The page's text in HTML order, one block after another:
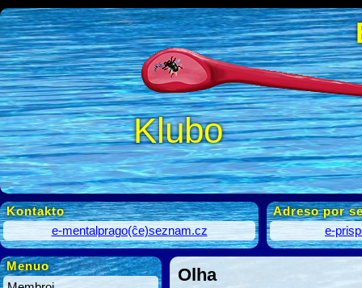
Klubo
Kontakto
e-mentalprago(ĉe)seznam.cz
Adreso por
e-
Menuo
Olha